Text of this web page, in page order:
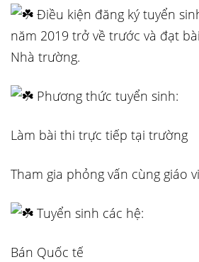
Điều kiện đăng ký tuyển
năm 2019 trở về trước và đạt
Nhà trường.
Phương thức tuyển sinh:
Làm bài thi trực tiếp tại trường
Tham gia phỏng vấn cùng giáo
Tuyển sinh các hệ:
Bán Quốc tế